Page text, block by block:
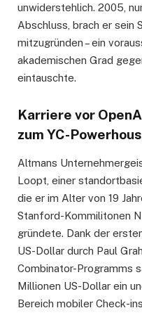
unwiderstehlich. 2005,
Abschluss, brach er sein
mitzugründen – ein
akademischen Grad
eintauschte.
Karriere vor
zum YC-
Altmans
Loopt, einer
die er im Alter von 19
Stanford-Kommilitonen
gründete. Dank der
US-Dollar durch Paul
Combinator-Programms
Millionen US-Dollar ein
Bereich mobiler Check-